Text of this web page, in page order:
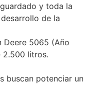
y toda la
de la
Deere 5065 (Año
2.500 litros.
buscan potenciar un